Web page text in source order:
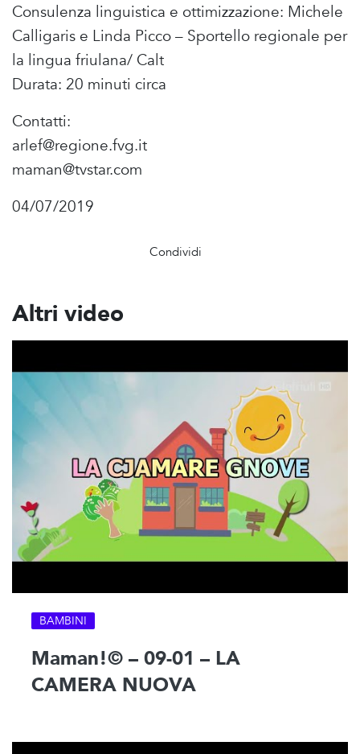
Consulenza linguistica e ottimizzazione: Michele
Calligaris e Linda Picco – Sportello regionale per
la lingua friulana/ Calt
Durata: 20 minuti circa
Contatti:
arlef@regione.fvg.it
maman@tvstar.com
04/07/2019
Condividi
Altri video
BAMBINI
Maman!© – 09-01 – LA
CAMERA NUOVA